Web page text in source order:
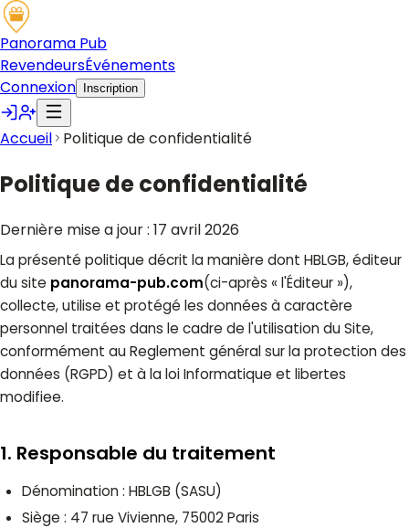
Panorama Pub
RevendeursÉvénements
Connexion
Inscription
Accueil Politique de confidentialité
Politique de confidentialité
Dernière mise a jour : 17 avril 2026
La présenté politique décrit la manière dont HBLGB, éditeur
du site panorama-pub.com(ci-après « l'Éditeur »),
collecte, utilise et protégé les données à caractère
personnel traitées dans le cadre de l'utilisation du Site,
conformément au Reglement général sur la protection des
données (RGPD) et à la loi Informatique et libertes
modifiee.
1. Responsable du traitement
Dénomination : HBLGB (SASU)
Siège : 47 rue Vivienne, 75002 Paris